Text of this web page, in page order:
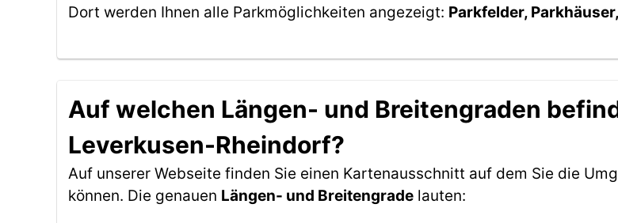
Dort werden Ihnen alle Parkmöglichkeiten angezeigt: Parkfelder,
Auf welchen Längen- und Breitengraden
Leverkusen-Rheindorf?
Auf unserer Webseite finden Sie einen Kartenausschnitt auf dem Sie die
können. Die genauen Längen- und Breitengrade lauten: